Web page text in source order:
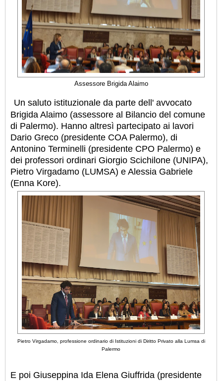
Assessore Brigida Alaimo
Un saluto istituzionale da parte dell' avvocato
Brigida Alaimo (assessore al Bilancio del comune
di Palermo). Hanno altresì partecipato ai lavori
Dario Greco (presidente COA Palermo), di
Antonino Terminelli (presidente CPO Palermo) e
dei professori ordinari Giorgio Scichilone (UNIPA),
Pietro Virgadamo (LUMSA) e Alessia Gabriele
(Enna Kore).
Pietro Virgadamo, professione ordinario di Istituzioni di Diritto Privato alla Lumsa di
Palermo
E poi Giuseppina Ida Elena Giuffrida (presidente